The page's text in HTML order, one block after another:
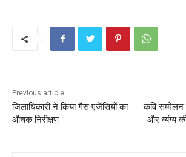
p
Previous article
जिलाधिकारी ने किया गैस एजेंसियों का
औचक निरीक्षण
कवि सम्मेलन
और व्यंग्य की